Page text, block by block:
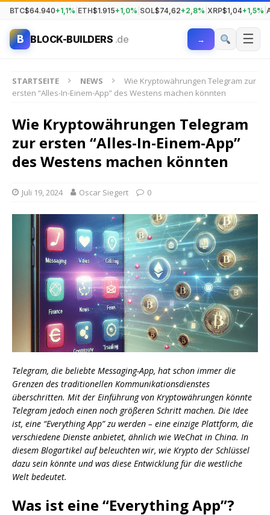
BTC$64.940+1,1% ETH$1.915+1,0% SOL$74,62+2,8% XRP$1,04+1,5%
B BLOCK-BUILDERS .de → ☰
STARTSEITE NEWS
Wie Kryptowährungen Telegram zur
ersten “Alles-In-Einem-App” des Westens machen könnten
Wie Kryptowährungen Telegram
zur ersten “Alles-In-Einem-App”
des Westens machen könnten
Juli 19, 2024 Oscar Siegert 0
Telegram, die beliebte Messaging-App, hat schon immer die
Grenzen des traditionellen Kommunikationsdienstes
überschritten. Mit der Einführung von Kryptowährungen könnte
Telegram jedoch einen noch größeren Schritt machen. Die Idee
ist, eine “Everything App” zu werden – eine einzige Plattform, die
verschiedene Dienste anbietet, ähnlich wie WeChat in China. In
diesem Blogartikel auf beleuchten wir, wie Krypto der Schlüssel
dazu sein könnte und was diese Entwicklung für die westliche
Welt bedeutet.
Was ist eine “Everything App”?